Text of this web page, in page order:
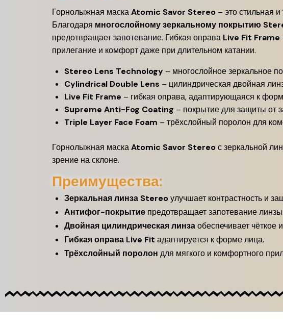
Горнолыжная маскаAtomic Savor Stereo – это стильная
Благодаря многослойному зеркальному покрытию
предотвращает запотевание. Гибкая оправа Live Fit Frame
прилегание и комфорт даже при длительном катании.
Stereo Lens Technology – многослойное зеркальное
Cylindrical Double Lens – цилиндрическая двойная
Live Fit Frame – гибкая оправа, адаптирующаяся к
Supreme Anti-Fog Coating – покрытие для защиты от
Triple Layer Face Foam – трёхслойный поролон для
Горнолыжная маскаAtomic Savor Stereoс зеркальной
зрение на склоне.
Преимущества:
Зеркальная линза Stereoулучшает контрастность и
Антифог-покрытие предотвращает запотевание
Двойная цилиндрическая линзаобеспечивает чёткое
Гибкая оправа Live Fit адаптируется к форме лица.
Трёхслойный поролон для мягкого и комфортного